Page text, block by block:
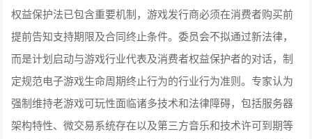
权益保护法已包含重要机制，游戏发行商必须在消费者购买前
提前告知支持期限及合同终止条件。委员会不拟通过新法律，
而是计划启动与游戏行业代表及消费者权益保护者的对话，制
定规范电子游戏生命周期终止行为的行业行为准则。专家认为
强制维持老游戏可玩性面临诸多技术和法律障碍，包括服务器
架构特性、微交易系统存在以及第三方音乐和技术许可到期等